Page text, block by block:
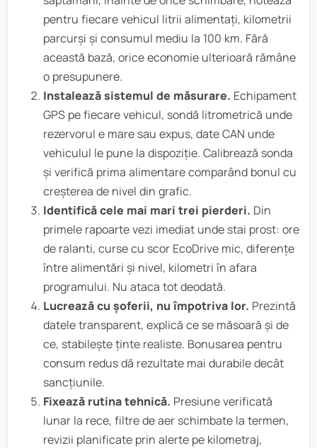
pentru fiecare vehicul litrii alimentați, kilometrii
parcurși și consumul mediu la 100 km. Fără
această bază, orice economie ulterioară rămâne
o presupunere.
Instalează sistemul de măsurare. Echipament
GPS pe fiecare vehicul, sondă litrometrică unde
rezervorul e mare sau expus, date CAN unde
vehiculul le pune la dispoziție. Calibrează sonda
și verifică prima alimentare comparând bonul cu
creșterea de nivel din grafic.
Identifică cele mai mari trei pierderi. Din
primele rapoarte vezi imediat unde stai prost: ore
de ralanti, curse cu scor EcoDrive mic, diferențe
între alimentări și nivel, kilometri în afara
programului. Nu ataca tot deodată.
Lucrează cu șoferii, nu împotriva lor. Prezintă
datele transparent, explică ce se măsoară și de
ce, stabilește ținte realiste. Bonusarea pentru
consum redus dă rezultate mai durabile decât
sancțiunile.
Fixează rutina tehnică. Presiune verificată
lunar la rece, filtre de aer schimbate la termen,
revizii planificate prin alerte pe kilometraj,